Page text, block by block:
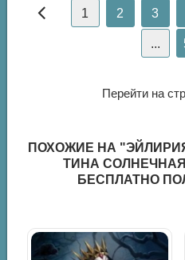
1 2 3
...
Перейти на
ПОХОЖИЕ НА
ТИНА
БЕСПЛАТНО